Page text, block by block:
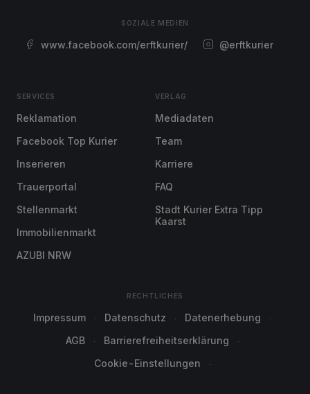
SOZIALE MEDIEN
www.facebook.com/erftkurier/ @erftkurier
SERVICES
Reklamation
Facebook Top Kurier
Inserieren
Trauerportal
Stellenmarkt
Immobilienmarkt
AZUBI NRW
VERLAG
Mediadaten
Team
Karriere
FAQ
Stadt Kurier Extra Tipp
Kaarst
RECHTLICHES
Impressum Datenschutz
Datenerhebung
AGB
Barrierefreiheitserklärung
Cookie-Einstellungen